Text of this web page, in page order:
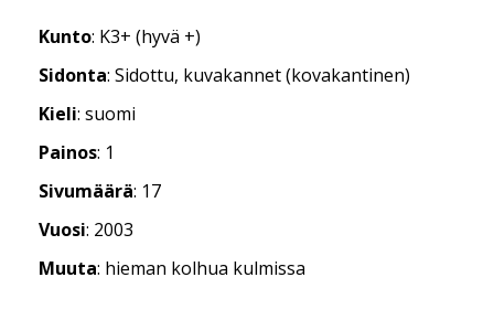
Kunto: K3+ (hyvä +)
Sidonta: Sidottu, kuvakannet (kovakantinen)
Kieli: suomi
Painos: 1
Sivumäärä: 17
Vuosi: 2003
Muuta: hieman kolhua kulmissa